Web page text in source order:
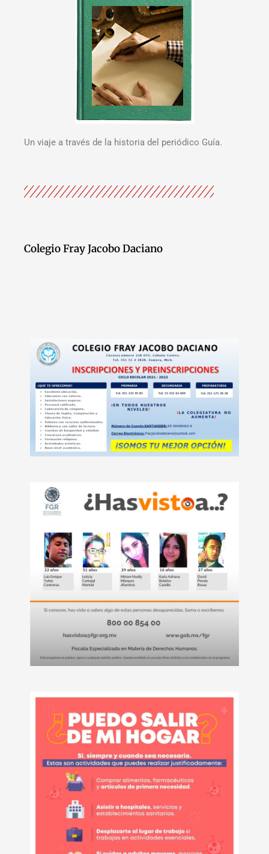
Un viaje a través de la historia del periódico Guía.
Colegio Fray Jacobo Daciano